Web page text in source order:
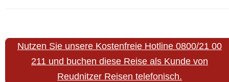
Nutzen Sie unsere Kostenfreie Hotline 0800/21 00
211 und buchen diese Reise als Kunde von
Reudnitzer Reisen telefonisch.